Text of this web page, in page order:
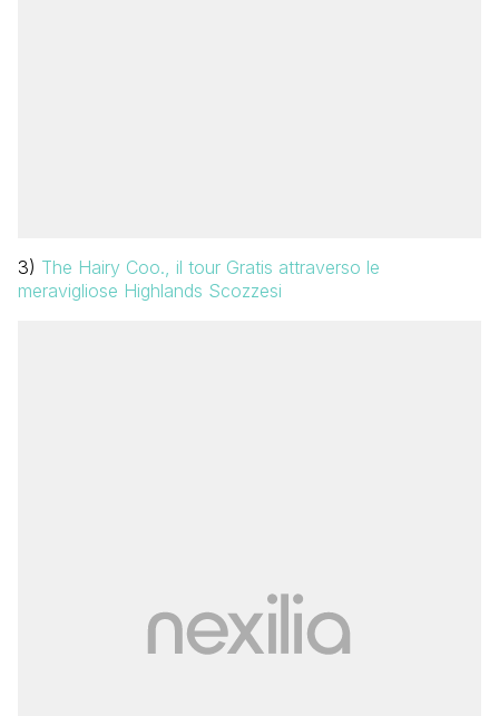
3) The Hairy Coo., il tour Gratis attraverso le
meravigliose Highlands Scozzesi